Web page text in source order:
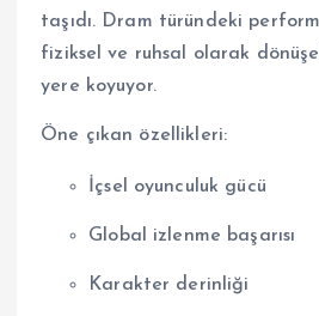
taşıdı. Dram türündeki
fiziksel ve ruhsal olarak
yere koyuyor.
Öne çıkan özellikleri:
İçsel oyunculuk gücü
Global izlenme başarısı
Karakter derinliği